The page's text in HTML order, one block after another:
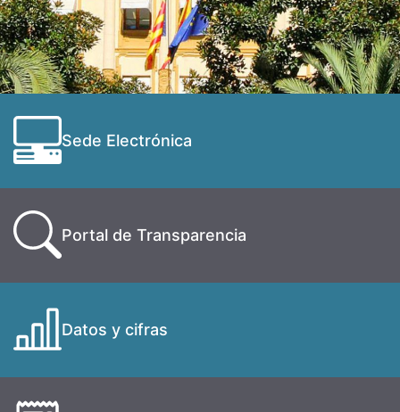
Sede Electrónica
Portal de Transparencia
Datos y cifras